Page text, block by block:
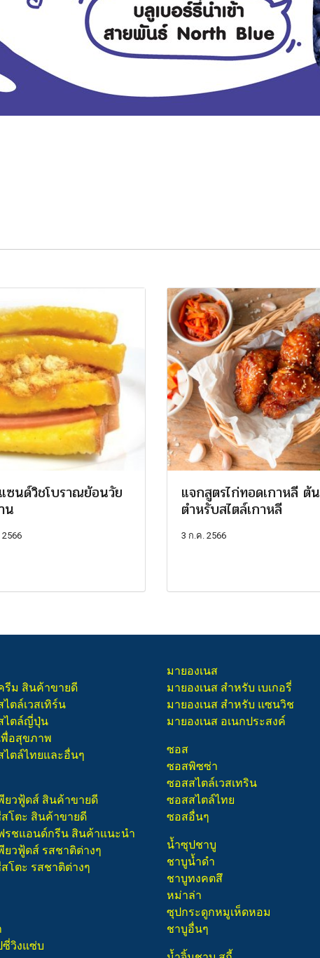
ซนด์วิชโบราณย้อนวัย
น
แจกสูตรไก่ทอดเกาหลี ต้น
ตำหรับสไตล์เกาหลี
3 ก.ค. 2566
รีม สินค้าขายดี
ตล์เวสเทิร์น
ไตล์ญี่ปุ่น
พื่อสุขภาพ
ไตล์ไทยและอื่นๆ
ยวฟู้ดส์ สินค้าขายดี
โตะ สินค้าขายดี
รชแอนด์กรีน สินค้าแนะนำ
ยวฟู้ดส์ รสชาติต่างๆ
โตะ รสชาติต่างๆ
ซี่วิงแซ่บ
มายองเนส
มายองเนส สำหรับ เบเกอรี่
มายองเนส สำหรับ แซนวิช
มายองเนส อเนกประสงค์
ซอส
ซอสพิซซ่า
ซอสสไตล์เวสเทริน
ซอสสไตล์ไทย
ซอสอื่นๆ
น้ำซุปชาบู
ชาบูน้ำดำ
ชาบูทงคตสึ
หม่าล่า
ซุปกระดูกหมูเห็ดหอม
ชาบูอื่นๆ